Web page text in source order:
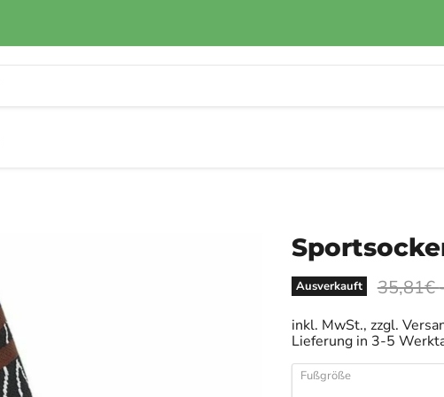
Ausverkauft 35,81€
inkl. MwSt., zzgl.
Lieferung in 3-5
Fußgröße